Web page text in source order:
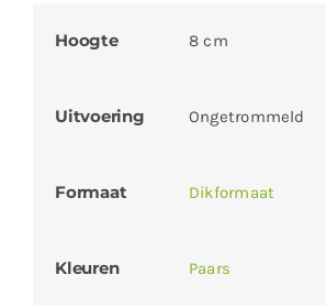
Hoogte 8 cm
Uitvoering Ongetrommeld
Formaat Dikformaat
Kleuren Paars